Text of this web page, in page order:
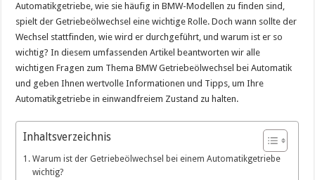
Automatikgetriebe, wie sie häufig in BMW-Modellen zu finden sind,
spielt der Getriebeölwechsel eine wichtige Rolle. Doch wann sollte der
Wechsel stattfinden, wie wird er durchgeführt, und warum ist er so
wichtig? In diesem umfassenden Artikel beantworten wir alle
wichtigen Fragen zum Thema BMW Getriebeölwechsel bei Automatik
und geben Ihnen wertvolle Informationen und Tipps, um Ihre
Automatikgetriebe in einwandfreiem Zustand zu halten.
Inhaltsverzeichnis
Warum ist der Getriebeölwechsel bei einem Automatikgetriebe
wichtig?